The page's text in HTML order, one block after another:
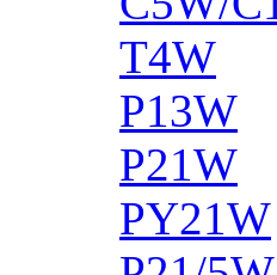
T4W
P13W
P21W
PY21W